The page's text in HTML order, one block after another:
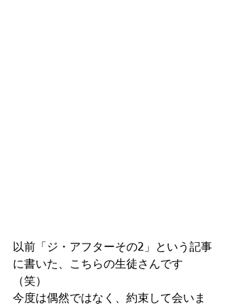
以前「ジ・アフターその2」という記事
に書いた、こちらの生徒さんです
（笑）
今度は偶然ではなく、約束して会いま